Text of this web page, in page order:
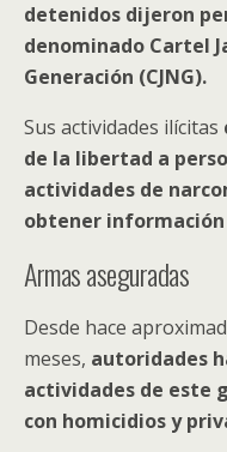
detenidos dijeron
denominado Cartel
Generación (CJNG).
Sus actividades ilícitas
de la libertad a
actividades de
obtener
Armas aseguradas
Desde hace
meses, autoridades
actividades de este
con homicidios y